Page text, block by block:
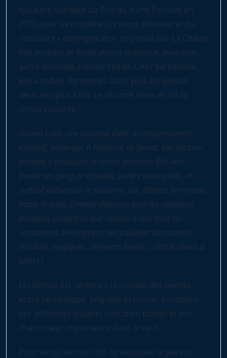
qui a été lauréate du Prix du Jeune Écrivain en
2018 pour sa nouvelle Les noms d’oiseaux et du
concours « émergences », organisé par La Charte
des auteurs et illustrateurs jeunesse, avec une
autre nouvelle, Loubna s’en va . Chez Sarbacane,
elle a publié Ogresse en 2020, puis Les éblouis
deux ans plus tard. Le résumé nous en dit la
chose suivante :
Quand Luce, une nouvelle élève au tempérament
explosif, débarque à l’internat de Jamet, elle est bien
décidée à bousculer le calme ambiant. Elle veut
fonder un gang de rebelles, perdre sa virginité, et
surtout débusquer le fantôme, qui, d’après la rumeur,
hante le lycée. L’année démarre sous les meilleurs
auspices, jusqu’à ce que chacun à leur tour, ses
camarades développent des pouvoirs surnaturels.
Troubles magiques, premiers émois… c’est le chaos à
Jamet !
Les éblouis est un livre à la croisée des genres,
entre fantastique, enquête et roman initiatique.
Les différents aspects sont bien traités et ont
chacun leur importance dans le récit.
Pour ce qui est du côté fantastique, le jeu est